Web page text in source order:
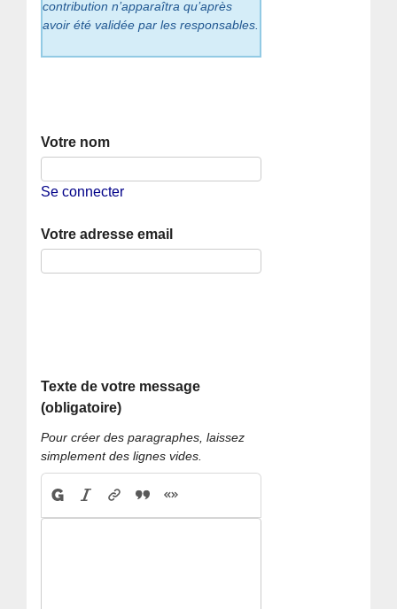
contribution n’apparaîtra qu’après
avoir été validée par les responsables.
Votre nom
Se connecter
Votre adresse email
Texte de votre message
(obligatoire)
Pour créer des paragraphes, laissez
simplement des lignes vides.